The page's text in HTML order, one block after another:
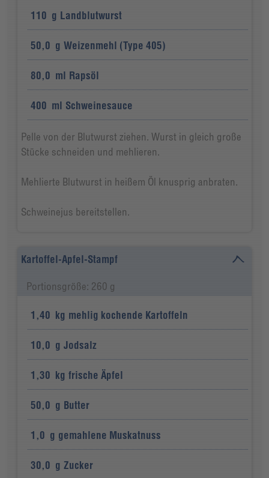
110 g Landblutwurst
50,0 g Weizenmehl (Type 405)
80,0 ml Rapsöl
400 ml Schweinesauce
Pelle von der Blutwurst ziehen. Wurst in gleich große
Stücke schneiden und mehlieren.
Mehlierte Blutwurst in heißem Öl knusprig anbraten.
Schweinejus bereitstellen.
Kartoffel-Apfel-Stampf
Portionsgröße: 260 g
1,40 kg mehlig kochende Kartoffeln
10,0 g Jodsalz
1,30 kg frische Äpfel
50,0 g Butter
1,0 g gemahlene Muskatnuss
30,0 g Zucker